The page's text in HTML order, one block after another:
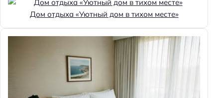
Дом отдыха «Уютный дом в тихом месте»